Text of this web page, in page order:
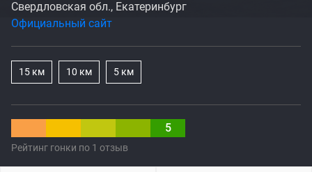
5
Рейтинг гонки по 1 отзыв
Свердловская обл., Екатеринбург
Официальный сайт
15 км 10 км 5 км